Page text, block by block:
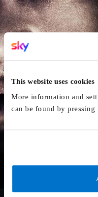
This website uses cookies
More information and
can be found by pressing
8.2/10 2010